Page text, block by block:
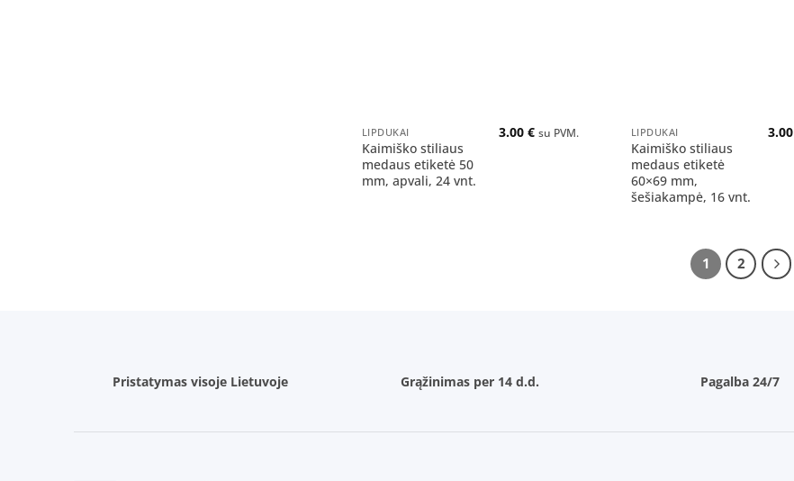
LIPDUKAI
Kaimiško stiliaus
medaus etiketė 50
mm, apvali, 24 vnt.
3.00 € su PVM. LIPDUKAI
Kaimiško stiliaus
medaus etiketė
60×69 mm,
šešiakampė, 16 vnt.
3.00
1 2
Pristatymas visoje Lietuvoje Grąžinimas per 14 d.d. Pagalba 24/7